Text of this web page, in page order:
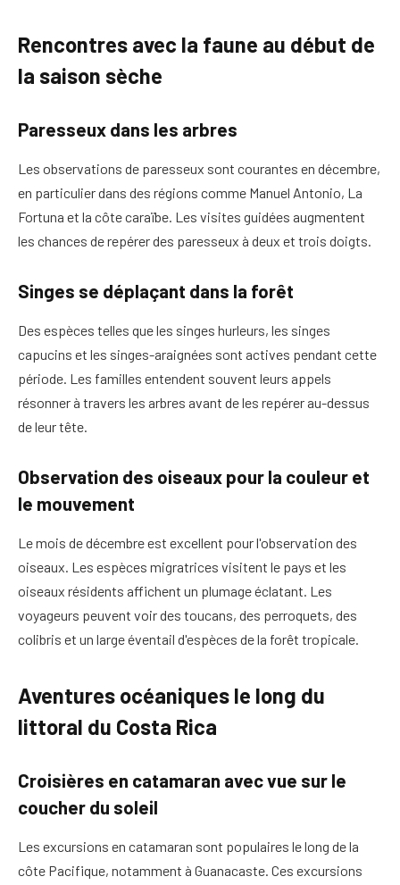
Rencontres avec la faune au début de
la saison sèche
Paresseux dans les arbres
Les observations de paresseux sont courantes en décembre,
en particulier dans des régions comme Manuel Antonio, La
Fortuna et la côte caraïbe. Les visites guidées augmentent
les chances de repérer des paresseux à deux et trois doigts.
Singes se déplaçant dans la forêt
Des espèces telles que les singes hurleurs, les singes
capucins et les singes-araignées sont actives pendant cette
période. Les familles entendent souvent leurs appels
résonner à travers les arbres avant de les repérer au-dessus
de leur tête.
Observation des oiseaux pour la couleur et
le mouvement
Le mois de décembre est excellent pour l'observation des
oiseaux. Les espèces migratrices visitent le pays et les
oiseaux résidents affichent un plumage éclatant. Les
voyageurs peuvent voir des toucans, des perroquets, des
colibris et un large éventail d'espèces de la forêt tropicale.
Aventures océaniques le long du
littoral du Costa Rica
Croisières en catamaran avec vue sur le
coucher du soleil
Les excursions en catamaran sont populaires le long de la
côte Pacifique, notamment à Guanacaste. Ces excursions